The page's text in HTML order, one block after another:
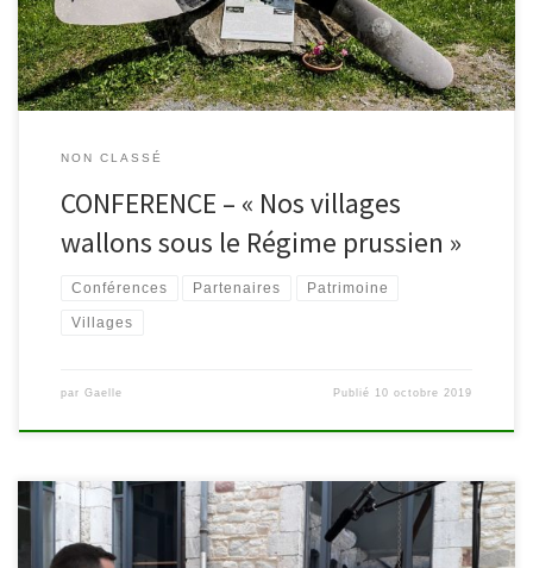
NON CLASSÉ
CONFERENCE – « Nos villages
wallons sous le Régime prussien »
Conférences Partenaires Patrimoine
Villages
par Gaelle Publié 10 octobre 2019